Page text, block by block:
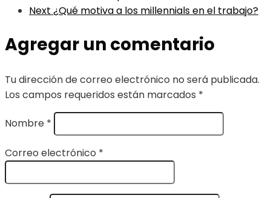
Next ¿Qué motiva a los millennials en el trabajo?
Agregar un comentario
Tu dirección de correo electrónico no será publicada.
Los campos requeridos están marcados *
Nombre *
Correo electrónico *